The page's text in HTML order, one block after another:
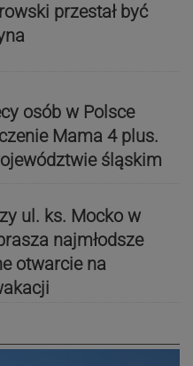
przestał być
osób w Polsce
Mama 4 plus.
śląskim
ul. ks. Mocko w
najmłodsze
otwarcie na